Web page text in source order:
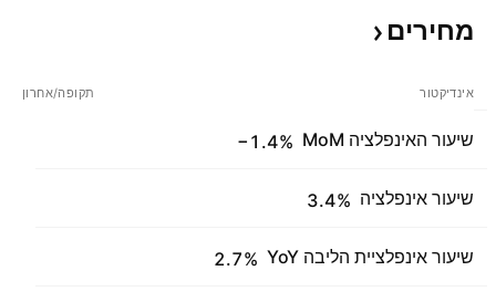
מחירים
אינדיקטור תקופה/אחרון
שיעור האינפלציה MoM −1.4%
שיעור אינפלציה 3.4%
שיעור אינפלציית הליבה YoY 2.7%